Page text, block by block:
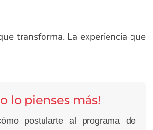
transforma. La experiencia que
lo pienses más!
postularte al programa de